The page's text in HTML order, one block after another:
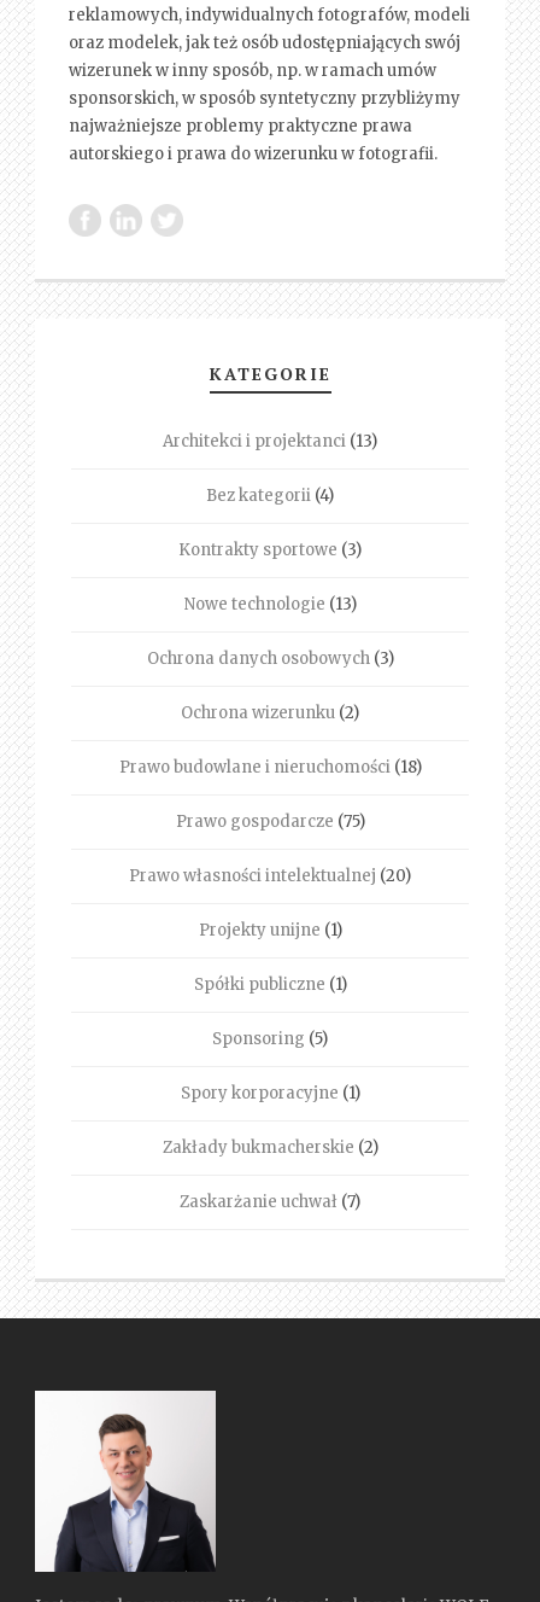
reklamowych, indywidualnych fotografów, modeli
oraz modelek, jak też osób udostępniających swój
wizerunek w inny sposób, np. w ramach umów
sponsorskich, w sposób syntetyczny przybliżymy
najważniejsze problemy praktyczne prawa
autorskiego i prawa do wizerunku w fotografii.
KATEGORIE
Architekci i projektanci (13)
Bez kategorii (4)
Kontrakty sportowe (3)
Nowe technologie (13)
Ochrona danych osobowych(3)
Ochrona wizerunku (2)
Prawo budowlane i nieruchomości(18)
Prawo gospodarcze (75)
Prawo własności intelektualnej (20)
Projekty unijne (1)
Spółki publiczne (1)
Sponsoring (5)
Spory korporacyjne (1)
Zakłady bukmacherskie (2)
Zaskarżanie uchwał (7)